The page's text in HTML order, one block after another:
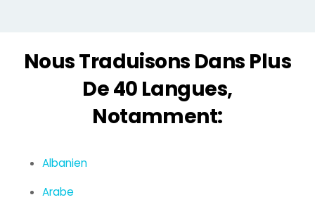
Nous Traduisons Dans Plus
De 40 Langues,
Notamment:
Albanien
Arabe